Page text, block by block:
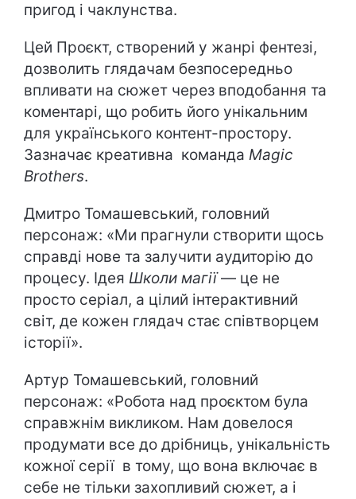
пригод і чаклунства.
Цей Проєкт, створений у жанрі фентезі,
дозволить глядачам безпосередньо
впливати на сюжет через вподобання та
коментарі, що робить його унікальним
для українського контент-простору.
Зазначає креативна команда Magic
Brothers.
​Дмитро Томашевський, головний
персонаж: «Ми прагнули створити щось
справді нове та залучити аудиторію до
процесу. Ідея Школи магії— це не
просто серіал, а цілий інтерактивний
світ, де кожен глядач стає співтворцем
історії».
​Артур Томашевський, головний
персонаж: «Робота над проєктом була
справжнім викликом. Нам довелося
продумати все до дрібниць, унікальність
кожної серії в тому, що вона включає в
себе не тільки захопливий сюжет, а і